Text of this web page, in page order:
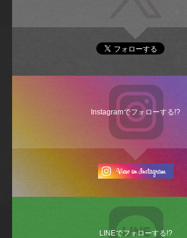
Instagramでフォローする!?
LINEでフォローする!?